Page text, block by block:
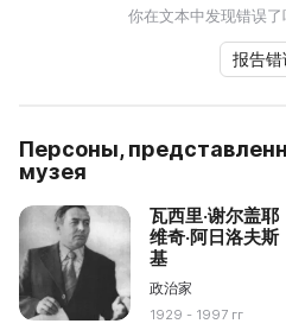
你在文本中发现错误
报告错
Персоны,
музея
瓦西里·谢尔盖耶
维奇·阿日洛夫斯
基
政治家
1929 - 1997 гг